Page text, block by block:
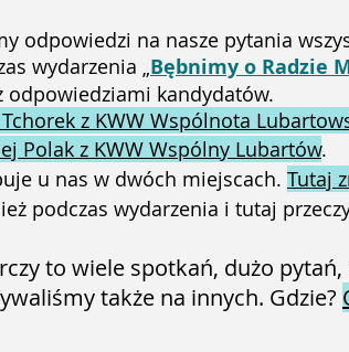
odpowiedzi na nasze pytania
wydarzenia „Bębnimy o Radzie
odpowiedziami kandydatów.
Tchorek z KWW Wspólnota
Polak z KWW Wspólny Lubartów.
u nas w dwóch miejscach. Tutaj
podczas wydarzenia i tutaj
to wiele spotkań, dużo
także na innych. Gdzie?